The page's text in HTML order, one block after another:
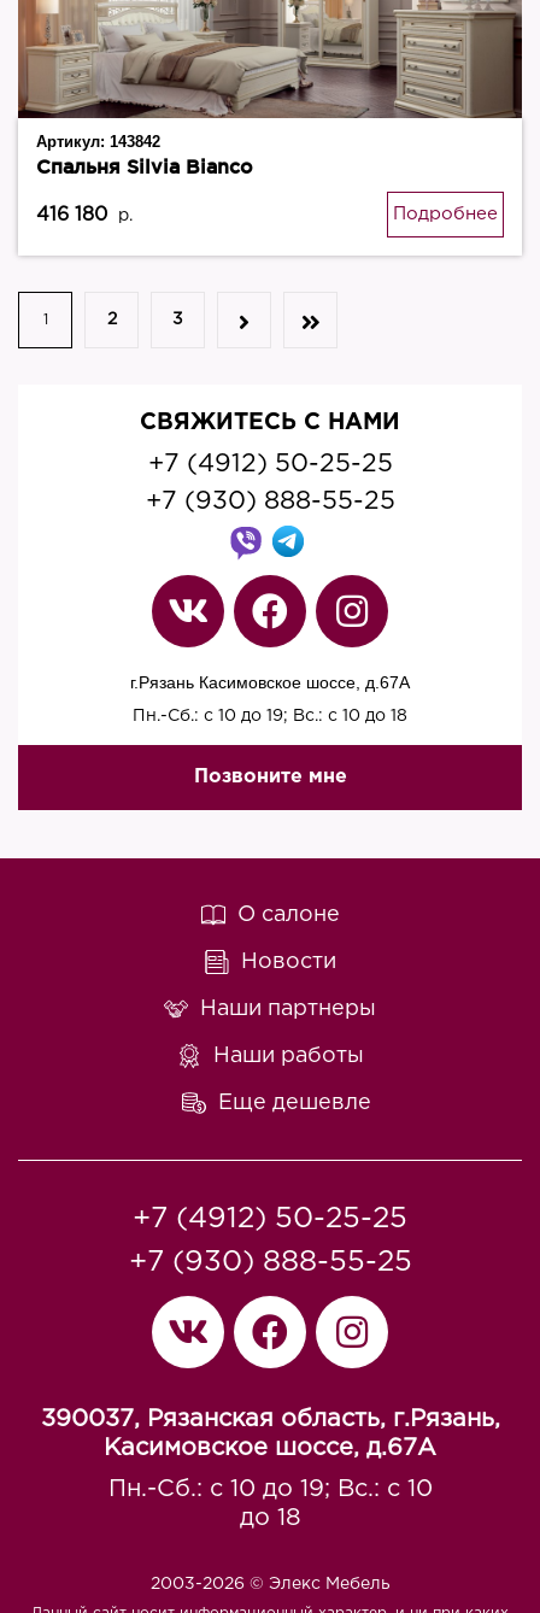
Артикул: 143842
Спальня Silvia Bianco
416 180 р. Подробнее
1 2 3
СВЯЖИТЕСЬ С НАМИ
+7 (4912) 50-25-25
+7 (930) 888-55-25
г.Рязань Касимовское шоссе, д.67A
Пн.-Сб.: с 10 до 19; Вс.: с 10 до 18
Позвоните мне
О салоне
Новости
Наши партнеры
Наши работы
Еще дешевле
+7 (4912) 50-25-25
+7 (930) 888-55-25
390037, Рязанская область, г.Рязань,
Касимовское шоссе, д.67A
Пн.-Сб.: с 10 до 19; Вс.: с 10
до 18
2003-2026 © Элекс Мебель